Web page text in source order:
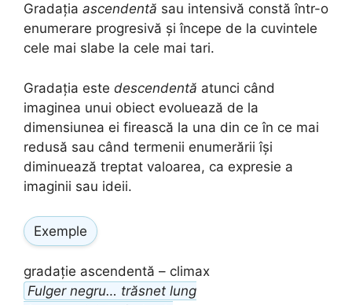
Gradația ascendentă sau intensivă constă într-o
enumerare progresivă și începe de la cuvintele
cele mai slabe la cele mai tari.
Gradația este descendentă atunci când
imaginea unui obiect evoluează de la
dimensiunea ei firească la una din ce în ce mai
redusă sau când termenii enumerării își
diminuează treptat valoarea, ca expresie a
imaginii sau ideii.
Exemple
gradație ascendentă – climax
Fulger negru… trăsnet lung